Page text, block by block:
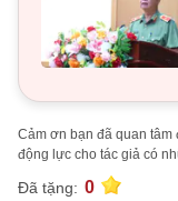
Cảm ơn bạn đã quan tâm
động lực cho tác giả có
Đã tặng: 0